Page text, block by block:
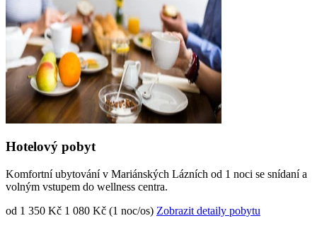
Hotelový pobyt
Komfortní ubytování v Mariánských Lázních od 1 noci se snídaní a
volným vstupem do wellness centra.
od 1 350 Kč 1 080 Kč (1 noc/os) Zobrazit detaily pobytu